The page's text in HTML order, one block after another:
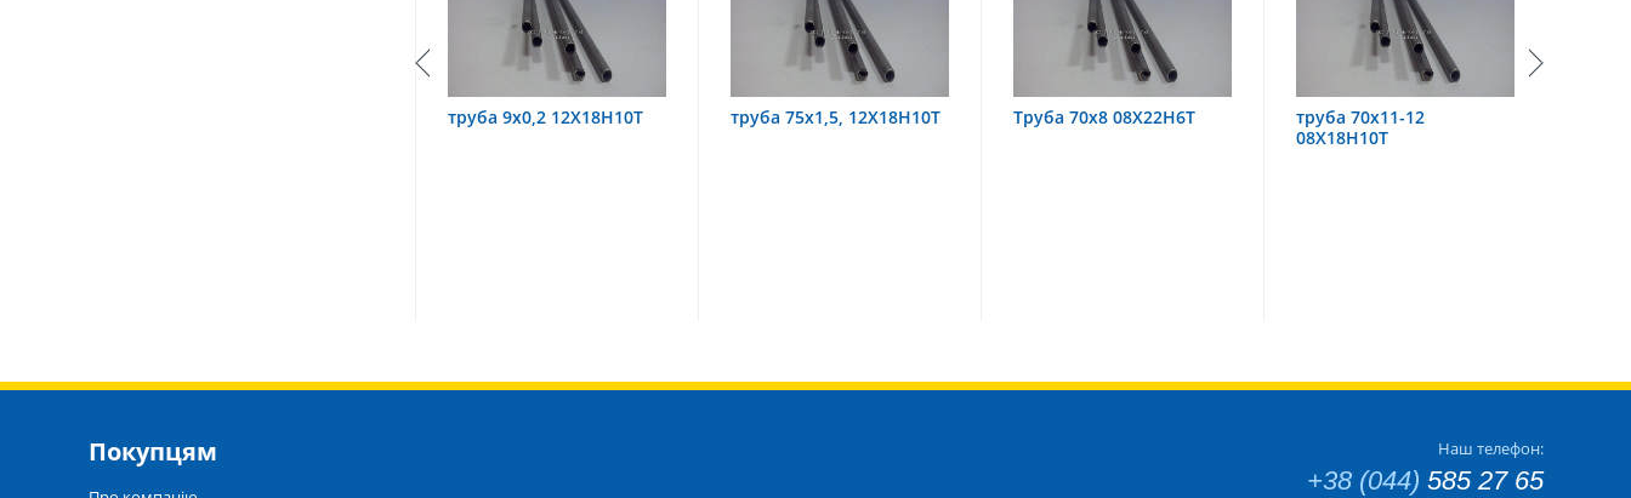
труба 75х1,5, 12Х18Н10Т Труба 70х8 08Х22Н6Т
труба 70х11-12
труба 60х6 08Х18Н10
Покупцям Наш телефон:
+38 (044) 585 27 65